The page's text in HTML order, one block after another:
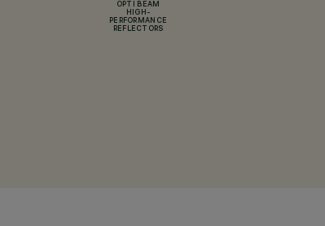
OPTI BEAM
HIGH-
PERFORMANCE
REFLECTORS